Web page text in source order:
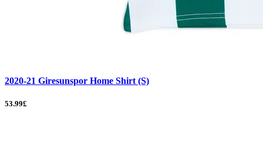
2020-21 Giresunspor Home Shirt (S)
53.99£